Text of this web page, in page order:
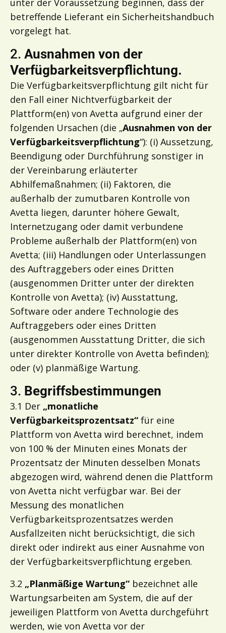
unter der Voraussetzung beginnen, dass der
betreffende Lieferant ein Sicherheitshandbuch
vorgelegt hat.
2. Ausnahmen von der
Verfügbarkeitsverpflichtung.
Die Verfügbarkeitsverpflichtung gilt nicht für
den Fall einer Nichtverfügbarkeit der
Plattform(en) von Avetta aufgrund einer der
folgenden Ursachen (die „Ausnahmen von der
Verfügbarkeitsverpflichtung“): (i) Aussetzung,
Beendigung oder Durchführung sonstiger in
der Vereinbarung erläuterter
Abhilfemaßnahmen; (ii) Faktoren, die
außerhalb der zumutbaren Kontrolle von
Avetta liegen, darunter höhere Gewalt,
Internetzugang oder damit verbundene
Probleme außerhalb der Plattform(en) von
Avetta; (iii) Handlungen oder Unterlassungen
des Auftraggebers oder eines Dritten
(ausgenommen Dritter unter der direkten
Kontrolle von Avetta); (iv) Ausstattung,
Software oder andere Technologie des
Auftraggebers oder eines Dritten
(ausgenommen Ausstattung Dritter, die sich
unter direkter Kontrolle von Avetta befinden);
oder (v) planmäßige Wartung.
3. Begriffsbestimmungen
3.1 Der „monatliche
Verfügbarkeitsprozentsatz“ für eine
Plattform von Avetta wird berechnet, indem
von 100 % der Minuten eines Monats der
Prozentsatz der Minuten desselben Monats
abgezogen wird, während denen die Plattform
von Avetta nicht verfügbar war. Bei der
Messung des monatlichen
Verfügbarkeitsprozentsatzes werden
Ausfallzeiten nicht berücksichtigt, die sich
direkt oder indirekt aus einer Ausnahme von
der Verfügbarkeitsverpflichtung ergeben.
3.2 ​​​​​ „Planmäßige Wartung“ bezeichnet alle
Wartungsarbeiten am System, die auf der
jeweiligen Plattform von Avetta durchgeführt
werden, wie von Avetta vor der